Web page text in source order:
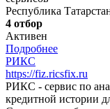
Республика
4 отбор
Активен
Подробнее
РИКС
https://fiz.ricsfix.ru
РИКС - сервис по
кредитной истории